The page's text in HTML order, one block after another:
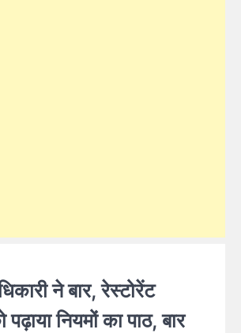
ने बार, रेस्टोरेंट
नियमों का पाठ, बार